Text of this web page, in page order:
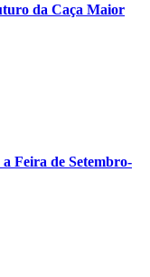
da Caça Maior
Feira de Setembro-